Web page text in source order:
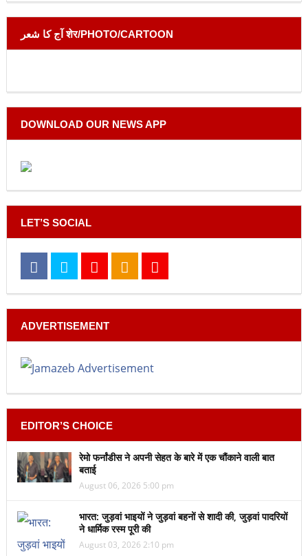
آج کا شعر शेर/PHOTO/CARTOON
DOWNLOAD OUR NEWS APP
LET’S SOCIAL
ADVERTISEMENT
EDITOR’S CHOICE
रेमो फर्नांडीस ने अपनी सेहत के बारे में एक चौंकाने वाली बात
बताई
August 06, 2026 5:00 pm
भारत: जुड़वां भाइयों ने जुड़वां बहनों से शादी की, जुड़वां पादरियों
ने धार्मिक रस्म पूरी की
August 03, 2026 2:10 pm